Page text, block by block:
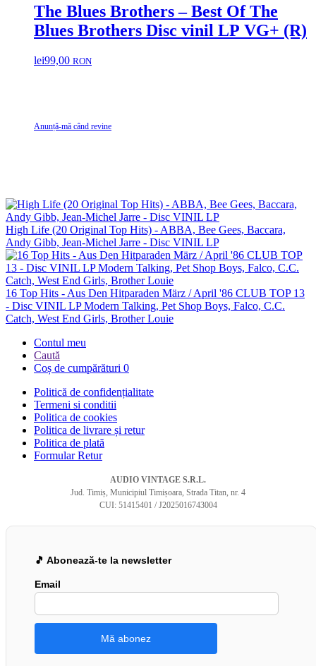
The Blues Brothers – Best Of The
Blues Brothers Disc vinil LP VG+ (R)
lei99,00 RON
Anunță-mă când revine
High Life (20 Original Top Hits) - ABBA, Bee Gees, Baccara,
Andy Gibb, Jean-Michel Jarre - Disc VINIL LP
16 Top Hits - Aus Den Hitparaden März / April '86 CLUB TOP 13
- Disc VINIL LP Modern Talking, Pet Shop Boys, Falco, C.C.
Catch, West End Girls, Brother Louie
Contul meu
Caută
Coș de cumpărături 0
Politică de confidențialitate
Termeni si conditii
Politica de cookies
Politica de livrare și retur
Politica de plată
Formular Retur
AUDIO VINTAGE S.R.L.
Jud. Timiș, Municipiul Timișoara, Strada Titan, nr. 4
CUI: 51415401 / J2025016743004
🎵 Abonează-te la newsletter
Email